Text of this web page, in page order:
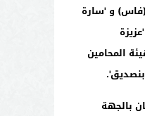
و 'سارة
المحامين
بالجهة